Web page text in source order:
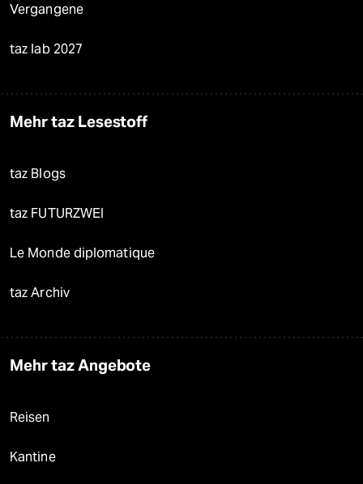
Vergangene
taz lab 2027
Mehr taz Lesestoff
taz Blogs
taz FUTURZWEI
Le Monde diplomatique
taz Archiv
Mehr taz Angebote
Reisen
Kantine